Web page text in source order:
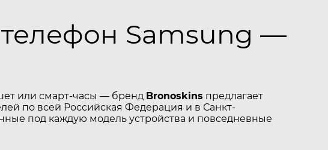
Samsung —
или смарт-часы — бренд Bronoskins предлагает
по всей Российская Федерация и в Санкт-
под каждую модель устройства и повседневные